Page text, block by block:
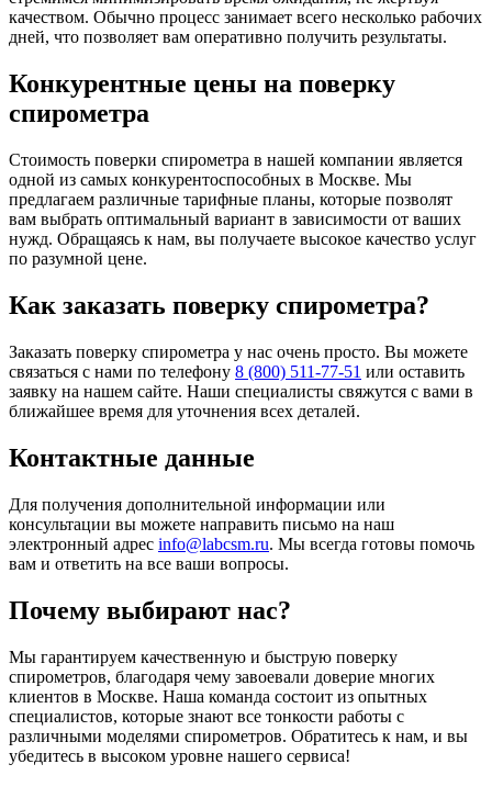
качеством. Обычно процесс занимает всего несколько рабочих
дней, что позволяет вам оперативно получить результаты.
Конкурентные цены на поверку
спирометра
Стоимость поверки спирометра в нашей компании является
одной из самых конкурентоспособных в Москве. Мы
предлагаем различные тарифные планы, которые позволят
вам выбрать оптимальный вариант в зависимости от ваших
нужд. Обращаясь к нам, вы получаете высокое качество услуг
по разумной цене.
Как заказать поверку спирометра?
Заказать поверку спирометра у нас очень просто. Вы можете
связаться с нами по телефону 8 (800) 511-77-51 или оставить
заявку на нашем сайте. Наши специалисты свяжутся с вами в
ближайшее время для уточнения всех деталей.
Контактные данные
Для получения дополнительной информации или
консультации вы можете направить письмо на наш
электронный адрес info@labcsm.ru. Мы всегда готовы помочь
вам и ответить на все ваши вопросы.
Почему выбирают нас?
Мы гарантируем качественную и быструю поверку
спирометров, благодаря чему завоевали доверие многих
клиентов в Москве. Наша команда состоит из опытных
специалистов, которые знают все тонкости работы с
различными моделями спирометров. Обратитесь к нам, и вы
убедитесь в высоком уровне нашего сервиса!